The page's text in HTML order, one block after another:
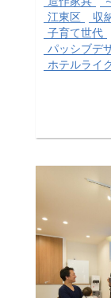
江東区
収
子育て世代
パッシブデ
ホテルライ